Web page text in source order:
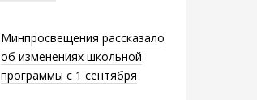
Минпросвещения рассказало
об изменениях школьной
программы с 1 сентября